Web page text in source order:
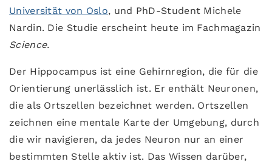
Universität von Oslo, und PhD-Student Michele
Nardin. Die Studie erscheint heute im Fachmagazin
Science.
Der Hippocampus ist eine Gehirnregion, die für die
Orientierung unerlässlich ist. Er enthält Neuronen,
die als Ortszellen bezeichnet werden. Ortszellen
zeichnen eine mentale Karte der Umgebung, durch
die wir navigieren, da jedes Neuron nur an einer
bestimmten Stelle aktiv ist. Das Wissen darüber,